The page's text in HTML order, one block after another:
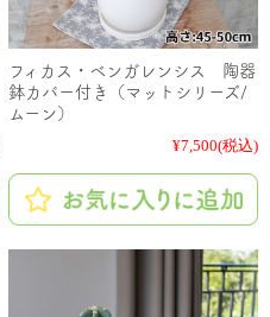
フィカス・ベンガレンシス 陶器
鉢カバー付き（マットシリーズ/
ムーン）
¥7,500(税込)